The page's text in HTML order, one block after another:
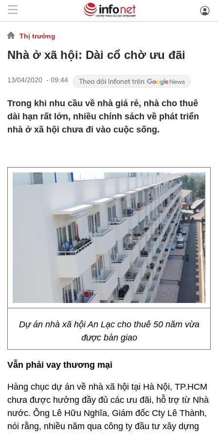
Thị trường
Nhà ở xã hội: Dài cổ chờ ưu đãi
13/04/2020 - 09:44
Trong khi nhu cầu về nhà giá rẻ, nhà cho thuê
dài hạn rất lớn, nhiều chính sách về phát triển
nhà ở xã hội chưa đi vào cuộc sống.
Dự án nhà xã hội An Lạc cho thuê 50 năm vừa
được bàn giao
Vẫn phải vay thương mại
Hàng chục dự án về nhà xã hội tại Hà Nội, TP.HCM
chưa được hưởng đầy đủ các ưu đãi, hỗ trợ từ Nhà
nước. Ông Lê Hữu Nghĩa, Giám đốc Cty Lê Thành,
nói rằng, nhiều năm qua công ty đầu tư xây dựng